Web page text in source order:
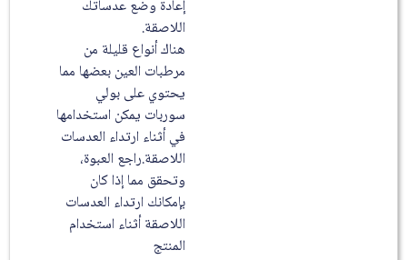
إعادة وضع عدساتك
اللاصقة.
هناك أنواع قليلة من
مرطبات العين بعضها مما
يحتوي على بولي
سوربات يمكن استخدامها
في أثناء ارتداء العدسات
اللاصقة.راجع العبوة،
وتحقق مما إذا كان
بإمكانك ارتداء العدسات
اللاصقة أثناء استخدام
المنتج